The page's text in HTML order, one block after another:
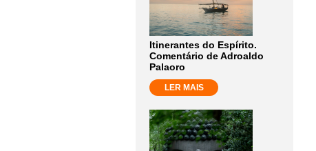
Itinerantes do Espírito.
Comentário de Adroaldo
Palaoro
LER MAIS